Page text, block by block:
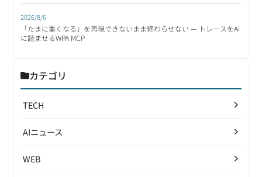
2026/8/6
「たまに重くなる」を再現できないまま終わらせない — トレースをAI
に読ませるWPA MCP
カテゴリ
TECH
AIニュース
WEB